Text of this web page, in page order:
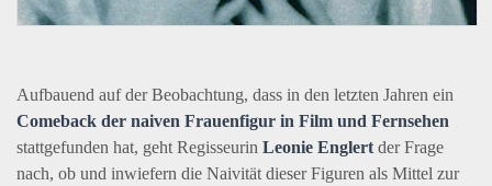
Aufbauend auf der Beobachtung, dass in den letzten Jahren ein
Comeback der naiven Frauenfigur in Film und Fernsehen
stattgefunden hat, geht Regisseurin Leonie Englert der Frage
nach, ob und inwiefern die Naivität dieser Figuren als Mittel zur